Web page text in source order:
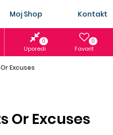
Moj Shop Kontakt
0
Uporedi
0
Favorit
Excuses
Or Excuses